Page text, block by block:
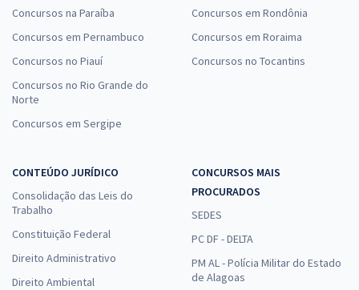
Concursos na Paraíba
Concursos em Pernambuco
Concursos no Piauí
Concursos no Rio Grande do
Norte
Concursos em Sergipe
Concursos em Rondônia
Concursos em Roraima
Concursos no Tocantins
CONTEÚDO JURÍDICO
Consolidação das Leis do
Trabalho
Constituição Federal
Direito Administrativo
Direito Ambiental
CONCURSOS MAIS
PROCURADOS
SEDES
PC DF - DELTA
PM AL - Polícia Militar do Estado
de Alagoas